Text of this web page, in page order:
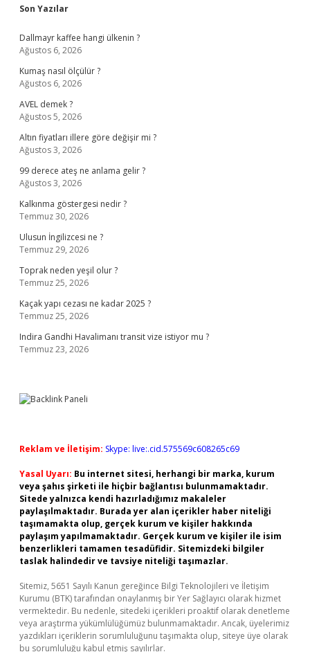
Sidebar
Son Yazılar
Dallmayr kaffee hangi ülkenin ?
Ağustos 6, 2026
Kumaş nasıl ölçülür ?
Ağustos 6, 2026
AVEL demek ?
Ağustos 5, 2026
Altın fiyatları illere göre değişir mi ?
Ağustos 3, 2026
99 derece ateş ne anlama gelir ?
Ağustos 3, 2026
Kalkınma göstergesi nedir ?
Temmuz 30, 2026
Ulusun İngilizcesi ne ?
Temmuz 29, 2026
Toprak neden yeşil olur ?
Temmuz 25, 2026
Kaçak yapı cezası ne kadar 2025 ?
Temmuz 25, 2026
Indira Gandhi Havalimanı transit vize istiyor mu ?
Temmuz 23, 2026
Reklam ve İletişim: Skype: live:.cid.575569c608265c69
Yasal Uyarı: Bu internet sitesi, herhangi bir marka, kurum
veya şahıs şirketi ile hiçbir bağlantısı bulunmamaktadır.
Sitede yalnızca kendi hazırladığımız makaleler
paylaşılmaktadır. Burada yer alan içerikler haber niteliği
taşımamakta olup, gerçek kurum ve kişiler hakkında
paylaşım yapılmamaktadır. Gerçek kurum ve kişiler ile isim
benzerlikleri tamamen tesadüfidir. Sitemizdeki bilgiler
taslak halindedir ve tavsiye niteliği taşımazlar.
Sitemiz, 5651 Sayılı Kanun gereğince Bilgi Teknolojileri ve İletişim
Kurumu (BTK) tarafından onaylanmış bir Yer Sağlayıcı olarak hizmet
vermektedir. Bu nedenle, sitedeki içerikleri proaktif olarak denetleme
veya araştırma yükümlülüğümüz bulunmamaktadır. Ancak, üyelerimiz
yazdıkları içeriklerin sorumluluğunu taşımakta olup, siteye üye olarak
bu sorumluluğu kabul etmiş sayılırlar.